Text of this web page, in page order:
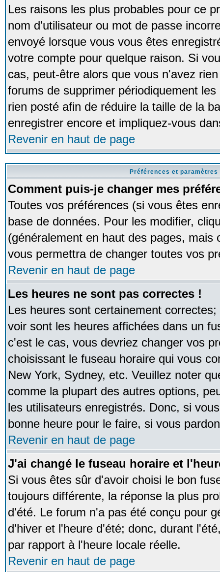
Les raisons les plus probables pour ce
nom d'utilisateur ou mot de passe
envoyé lorsque vous vous êtes
votre compte pour quelque raison. Si
cas, peut-être alors que vous n'avez
forums de supprimer périodiquement
rien posté afin de réduire la taille de la
enregistrer encore et impliquez-vous
Revenir en haut de page
Préférences et
Comment puis-je changer mes
Toutes vos préférences (si vous êtes
base de données. Pour les modifier,
(généralement en haut des pages,
vous permettra de changer toutes vos
Revenir en haut de page
Les heures ne sont pas correctes !
Les heures sont certainement
voir sont les heures affichées dans un
c'est le cas, vous devriez changer vos
choisissant le fuseau horaire qui vous
New York, Sydney, etc. Veuillez noter
comme la plupart des autres options,
les utilisateurs enregistrés. Donc, si
bonne heure pour le faire, si vous
Revenir en haut de page
J'ai changé le fuseau horaire et
Si vous êtes sûr d'avoir choisi le bon
toujours différente, la réponse la plus
d'été. Le forum n'a pas été conçu pour
d'hiver et l'heure d'été; donc, durant
par rapport à l'heure locale réelle.
Revenir en haut de page